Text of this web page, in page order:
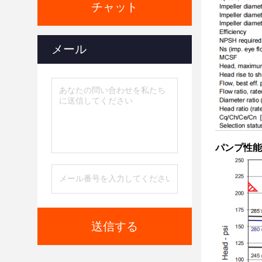
チャット
メール
送信する
パンプ性